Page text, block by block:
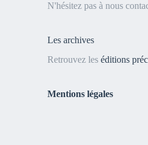
N'hésitez pas à nous
Les archives
Retrouvez les éditions
Mentions légales